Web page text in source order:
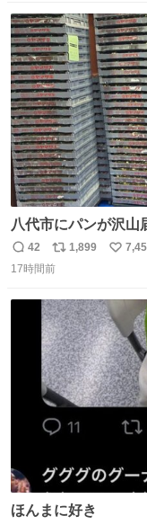
ト
数
数
八代市にパンが沢山
ってるそうなので、
ください💪
返
信
42
リ
ポ
ト
数
1,899
い
数
17時間前
ほんまに好き